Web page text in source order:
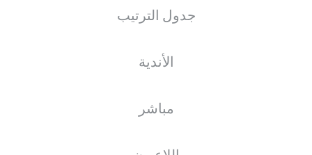
جدول الترتيب
الأندية
مباشر
الأخبار التشكيلات الإحصائيات